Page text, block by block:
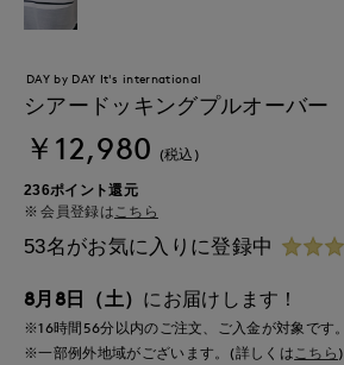
DAY by DAY It's international
シアードッキングプルオーバー
￥12,980 (税込)
236ポイント還元
会員登録はこちら
53名がお気に入りに登録中
8月8日（土） にお届けします！
※16時間 56分以内のご注文、ご入金が対象です。
※一部例外地域がございます。(詳しくは こちら )